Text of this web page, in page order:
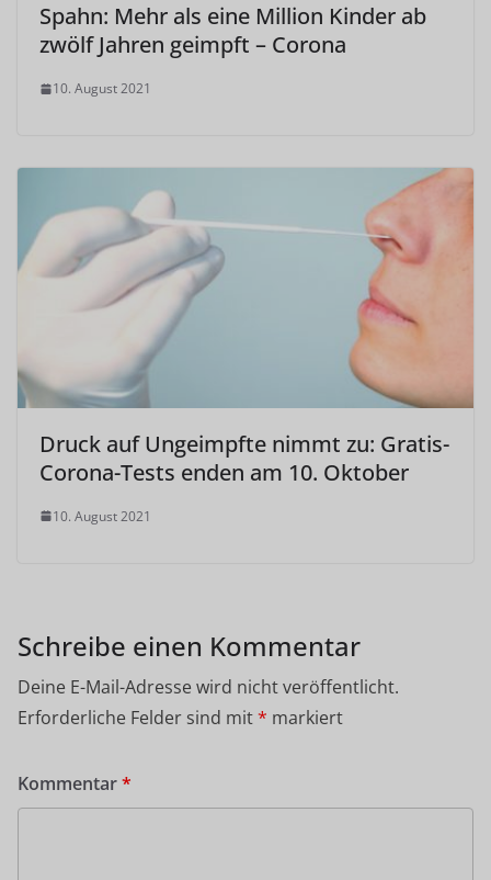
Spahn: Mehr als eine Million Kinder ab
zwölf Jahren geimpft – Corona
10. August 2021
Druck auf Ungeimpfte nimmt zu: Gratis-
Corona-Tests enden am 10. Oktober
10. August 2021
Schreibe einen Kommentar
Deine E-Mail-Adresse wird nicht veröffentlicht.
Erforderliche Felder sind mit* markiert
Kommentar*